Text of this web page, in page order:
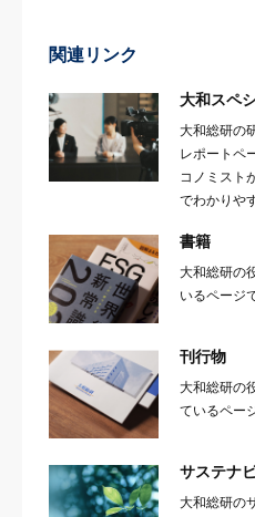
関連リンク
大和スペ
大和総研の
レポートペ
コノミスト
でわかりや
書籍
大和総研の
いるページ
刊行物
大和総研の
ているペー
サステナ
大和総研の